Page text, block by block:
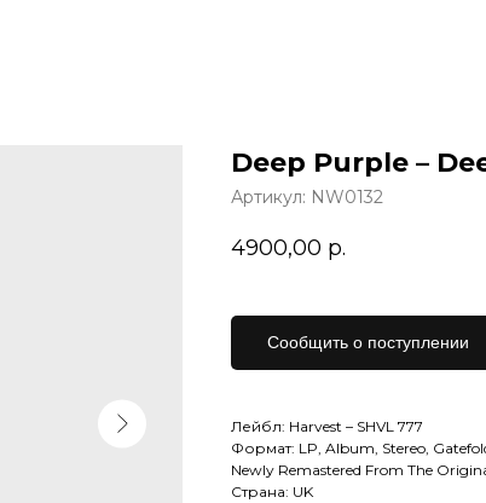
Deep Purple –
Артикул: NW0132
4900,00 р.
Сообщить о поступлении
Лейбл: Harvest – SHVL 777
Формат: LP, Album, Stereo,
Newly Remastered From The
Страна: UK